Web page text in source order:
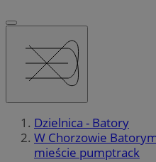
Dzielnica - Batory
W Chorzowie
mieście pumptrack